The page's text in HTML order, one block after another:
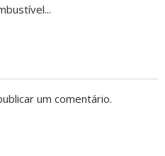
um comentário.